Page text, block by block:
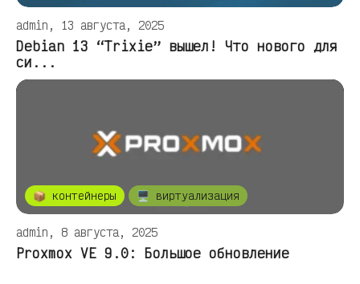
admin, 13 августа, 2025
Debian 13 “Trixie” вышел! Что нового для
си...
📦 контейнеры 🖥️ виртуализация
admin, 8 августа, 2025
Proxmox VE 9.0: Большое обновление